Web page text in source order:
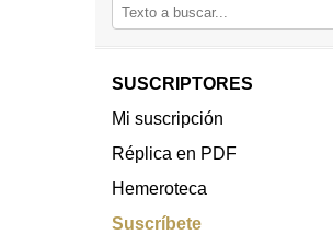
SUSCRIPTORES
Mi suscripción
Réplica en PDF
Hemeroteca
Suscríbete